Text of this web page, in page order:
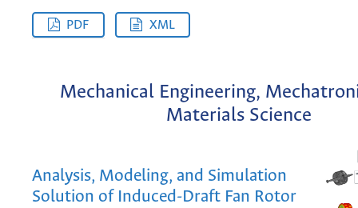
PDF XML
Mechanical Engineering,
Materials Science
Analysis, Modeling, and Simulation
Solution of Induced-Draft Fan Rotor